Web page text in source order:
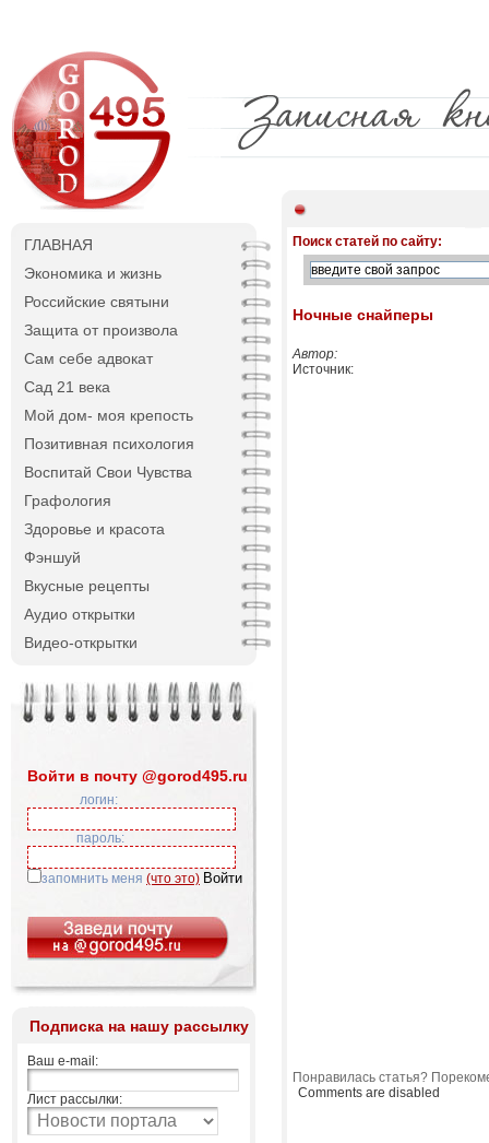
ГЛАВНАЯ
Экономика и жизнь
Российские святыни
Защита от произвола
Сам себе адвокат
Сад 21 века
Мой дом- моя крепость
Позитивная психология
Воспитай Свои Чувства
Графология
Здоровье и красота
Фэншуй
Вкусные рецепты
Аудио открытки
Видео-открытки
Войти в почту @gorod495.ru
логин:
пароль:
запомнить меня (что это)
Подписка на нашу рассылку
Ваш e-mail:
Лист рассылки:
Поиск статей по сайту:
Ночные снайперы
Автор:
Источник:
Понравилась статья?
Comments are disabled